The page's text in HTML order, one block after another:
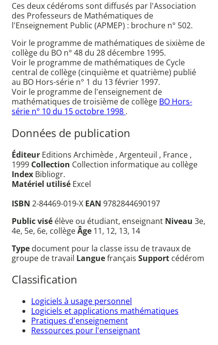
Ces deux cédéroms sont diffusés par l'Association
des Professeurs de Mathématiques de
l'Enseignement Public (APMEP) : brochure n° 502.
Voir le programme de mathématiques de sixième de
collège du BO n° 48 du 28 décembre 1995.
Voir le programme de mathématiques de Cycle
central de collège (cinquième et quatrième) publié
au BO Hors-série n° 1 du 13 février 1997.
Voir le programme de l'enseignement de
mathématiques de troisième de collège BO Hors-
série n° 10 du 15 octobre 1998 .
Données de publication
Éditeur Editions Archimède , Argenteuil , France ,
1999 Collection Collection informatique au collège
Index Bibliogr.
Matériel utilisé Excel
ISBN 2-84469-019-X EAN 9782844690197
Public visé élève ou étudiant, enseignant Niveau 3e,
4e, 5e, 6e, collègeÂge 11, 12, 13, 14
Type document pour la classe issu de travaux de
groupe de travail Languefrançais Support cédérom
Classification
Logiciels à usage personnel
Logiciels et applications mathématiques
Pratiques d'enseignement
Ressources pour l'enseignant